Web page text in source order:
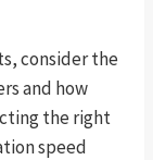
consider the
and how
the right
speed